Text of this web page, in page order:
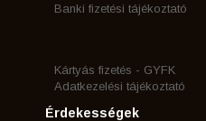
Banki fizetési tájékoztató
Kártyás fizetés - GYFK
Adatkezelési tájékoztató
Érdekességek